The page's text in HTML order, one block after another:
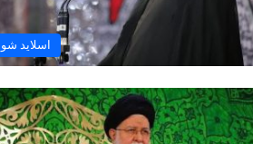
اسلاید شو